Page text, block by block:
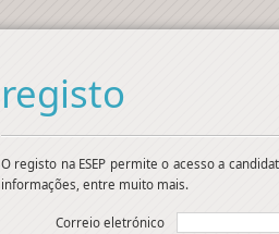
registo
O registo na ESEP permite o acesso a
informações, entre muito mais.
Correio eletrónico